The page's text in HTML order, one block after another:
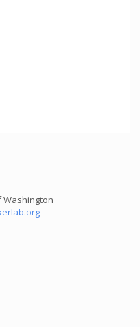
Washington